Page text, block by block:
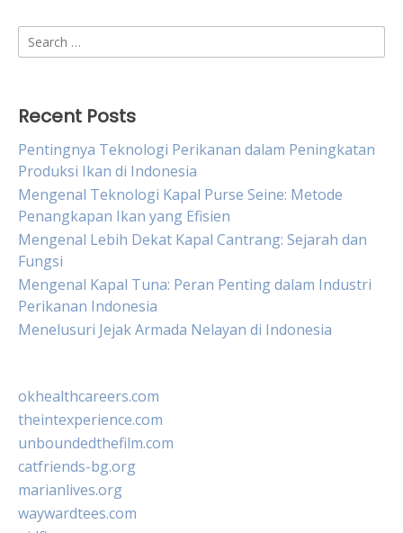
Search
for:
Recent Posts
Pentingnya Teknologi Perikanan dalam Peningkatan
Produksi Ikan di Indonesia
Mengenal Teknologi Kapal Purse Seine: Metode
Penangkapan Ikan yang Efisien
Mengenal Lebih Dekat Kapal Cantrang: Sejarah dan
Fungsi
Mengenal Kapal Tuna: Peran Penting dalam Industri
Perikanan Indonesia
Menelusuri Jejak Armada Nelayan di Indonesia
okhealthcareers.com
theintexperience.com
unboundedthefilm.com
catfriends-bg.org
marianlives.org
waywardtees.com